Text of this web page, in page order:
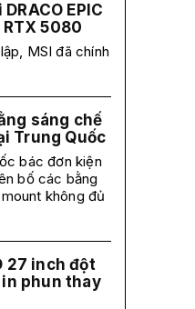
EPIC
5080
MSI đã chính
sáng chế
Trung Quốc
bác đơn kiện
bố các bằng
không đủ
27 inch đột
in phun thay